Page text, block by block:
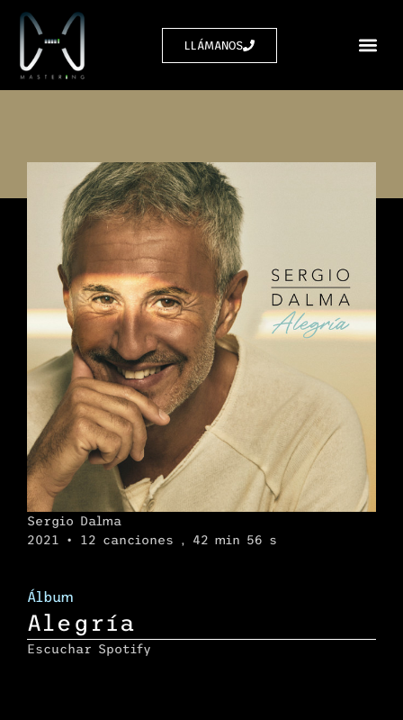
LLÁMANOS
Sergio Dalma
2021 • 12 canciones , 42 min 56 s
Álbum
Alegría
Escuchar Spotify